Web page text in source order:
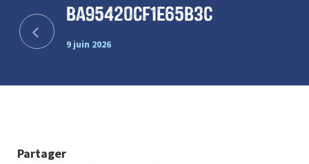
ba95420cf1e65b3c
9 juin 2026
Partager